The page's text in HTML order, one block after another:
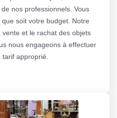
nos professionnels. Vous
soit votre budget. Notre
et le rachat des objets
nous engageons à effectuer
approprié.